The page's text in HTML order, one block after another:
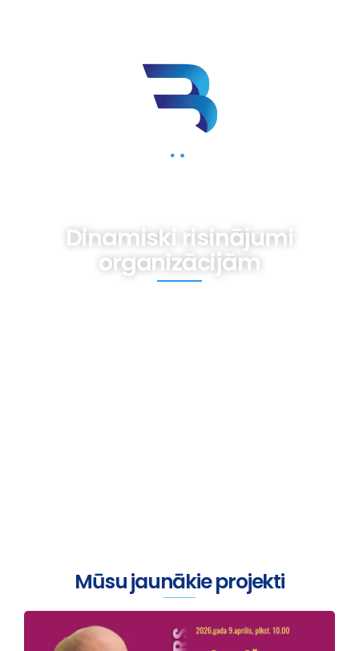
Dinamiski risinājumi
organizācijām
Mūsu jaunākie projekti